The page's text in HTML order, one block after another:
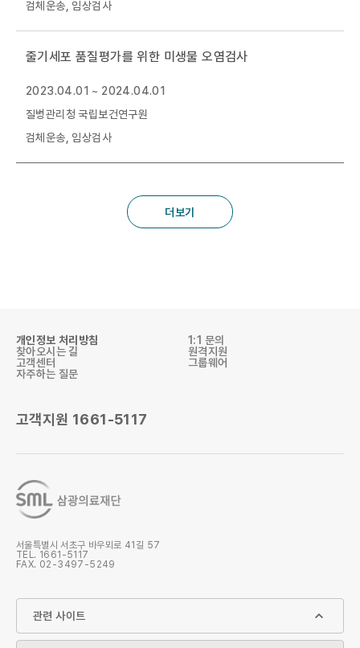
검체운송, 임상검사
줄기세포 품질평가를 위한 미생물 오염검사
2023.04.01 ~ 2024.04.01
질병관리청 국립보건연구원
검체운송, 임상검사
더보기
개인정보 처리방침
찾아오시는 길
고객센터
자주하는 질문
1:1 문의
원격지원
그룹웨어
고객지원 1661-5117
서울특별시 서초구 바우뫼로 41길 57
TEL. 1661-5117
FAX. 02-3497-5249
관련 사이트
검사항목 조회 검사결과 조회